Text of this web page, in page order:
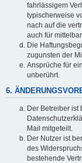
fahrlässigem
typischerweise
nach auf die
auch für
Die
zugunsten der
Ansprüche für
unberührt.
6.
Der Betreiber
Mail mitgeteilt.
Der Nutzer ist
des
bestehende